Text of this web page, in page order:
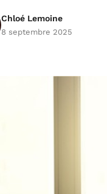
Chloé Lemoine
8 septembre 2025